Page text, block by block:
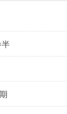
半